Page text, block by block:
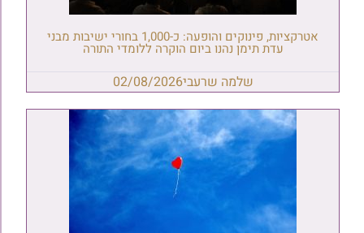
אטרקציות, פינוקים והופעה: כ-1,000 בחורי ישיבות מבני
עדת תימן נהנו ביום הוקרה ללומדי התורה
שלמה שרעבי02/08/2026